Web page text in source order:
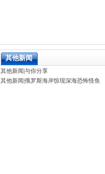
其他新闻
其他新闻 与你分享
其他新闻 俄罗斯海岸惊现深海恐怖怪鱼